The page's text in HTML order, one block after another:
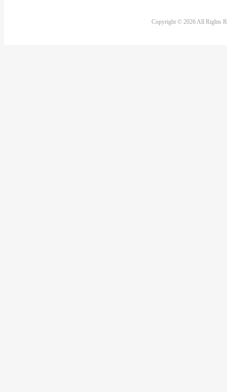
Copyright © 2026 All Rights